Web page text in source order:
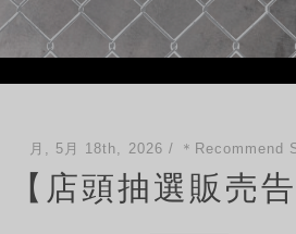
月, 5月 18th, 2026 / ＊Recommend
【店頭抽選販売告